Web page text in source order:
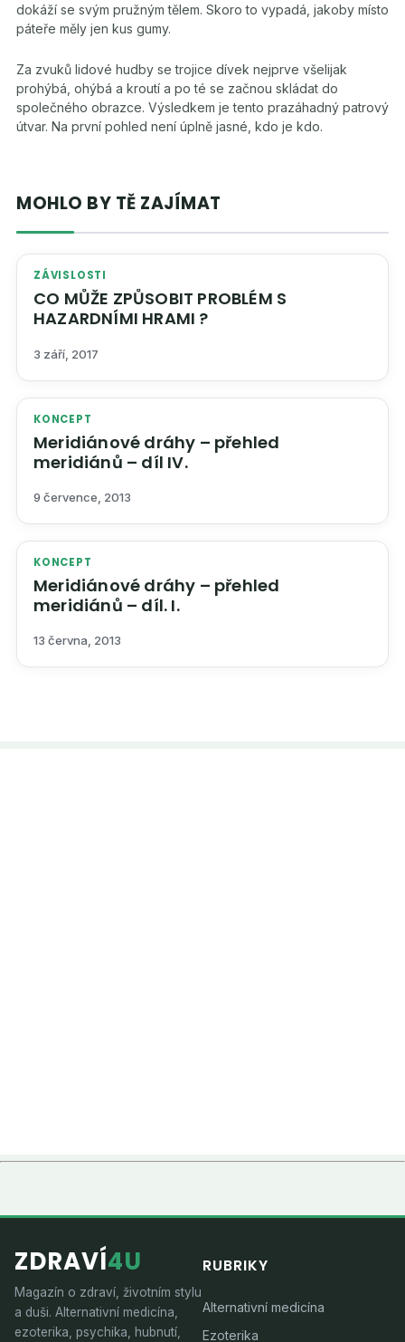
dokáží se svým pružným tělem. Skoro to vypadá, jakoby místo
páteře měly jen kus gumy.
Za zvuků lidové hudby se trojice dívek nejprve všelijak
prohýbá, ohýbá a kroutí a po té se začnou skládat do
společného obrazce. Výsledkem je tento prazáhadný patrový
útvar. Na první pohled není úplně jasné, kdo je kdo.
MOHLO BY TĚ ZAJÍMAT
ZÁVISLOSTI
CO MŮŽE ZPŮSOBIT PROBLÉM S
HAZARDNÍMI HRAMI ?
3 září, 2017
KONCEPT
Meridiánové dráhy – přehled
meridiánů – díl IV.
9 července, 2013
KONCEPT
Meridiánové dráhy – přehled
meridiánů – díl. I.
13 června, 2013
ZDRAVÍ4U
Magazín o zdraví, životním stylu
a duši. Alternativní medicína,
ezoterika, psychika, hubnutí,
RUBRIKY
Alternativní medicína
Ezoterika